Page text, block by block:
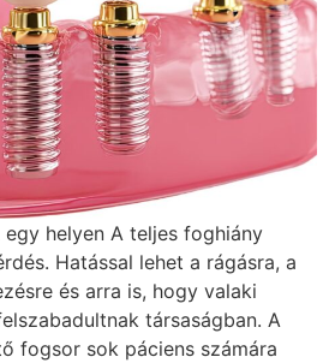
helyen A teljes foghiány
Hatással lehet a rágásra, a
és arra is, hogy valaki
társaságban. A
fogsor sok páciens számára